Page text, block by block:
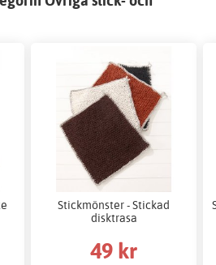
Stickmönster - Stickad
disktrasa
49 kr